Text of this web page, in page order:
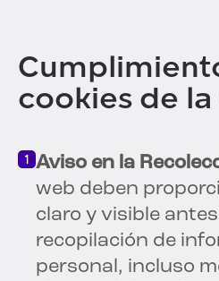
cookies de la
Aviso en la
web deben
claro y visible
recopilación de
personal, incluso